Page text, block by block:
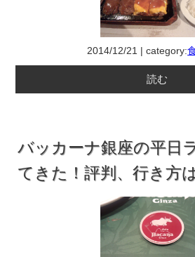
2014/12/21 | category:
読む
バッカーナ銀座の平日
てきた！評判、行き方